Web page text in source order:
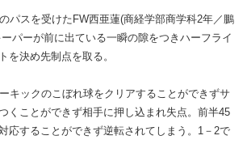
パスを受けたFW西亜蓮(商経学部商学科2年／鵬
パーが前に出ている一瞬の隙をつきハーフライ
を決め先制点を取る。
キックのこぼれ球をクリアすることができずサ
くことができず相手に押し込まれ失点。前半45
応することができず逆転されてしまう。1－2で